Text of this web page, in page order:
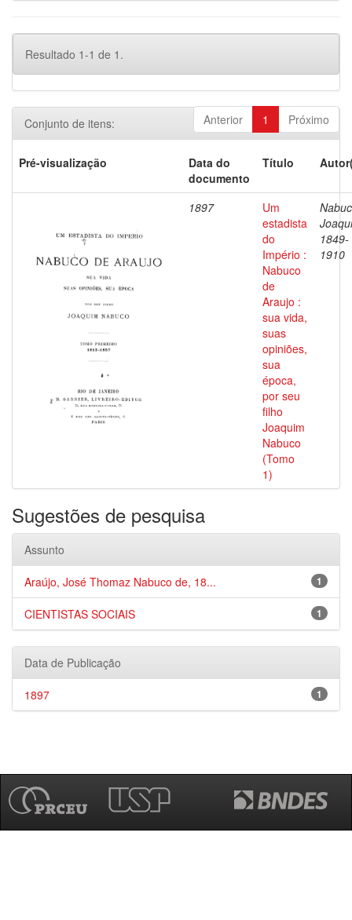
Resultado 1-1 de 1.
Anterior 1 Próximo
Conjunto de itens:
Pré-visualização
Data do
documento
Título
1897
Um
estadista
do
Império :
Nabuco
de
Araujo :
sua vida,
suas
opiniões,
sua
época,
por seu
filho
Joaquim
Nabuco
(Tomo
1)
1849-
1910
Sugestões de pesquisa
Assunto
1
Araújo, José Thomaz Nabuco de, 18...
1
CIENTISTAS SOCIAIS
Data de Publicação
1
1897